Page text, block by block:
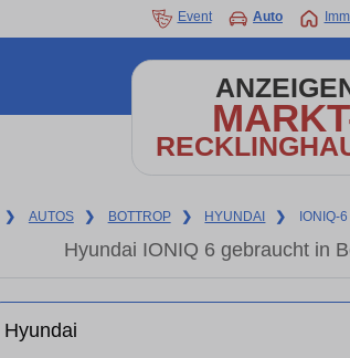
Event Auto
❯ AUTOS ❯ BOTTROP ❯ HYUNDAI ❯ IONIQ-6
Hyundai IONIQ 6 gebraucht in